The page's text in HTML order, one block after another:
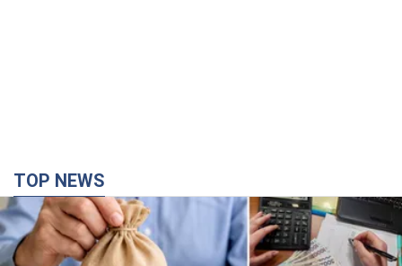
TOP NEWS